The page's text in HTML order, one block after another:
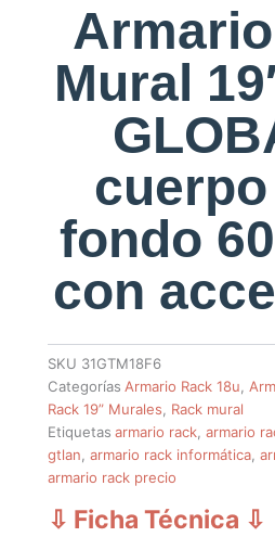
Mural
cuerpo
fondo
con
SKU 31GTM18F6
Categorías Armario Rack 18u
Rack 19” Murales
Rack mural
Etiquetas armario rack ,armario
gtlan ,armario rack informática ,
armario rack precio
⇩ Ficha Técnica ⇩